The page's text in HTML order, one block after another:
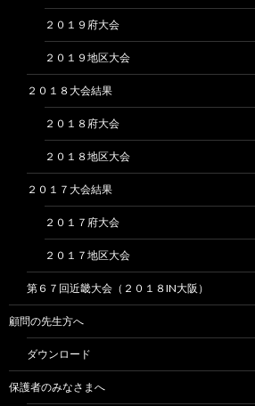
２０１９府大会
２０１９地区大会
２０１８大会結果
２０１８府大会
２０１８地区大会
２０１７大会結果
２０１７府大会
２０１７地区大会
第６７回近畿大会（２０１８IN大阪）
顧問の先生方へ
ダウンロード
保護者のみなさまへ